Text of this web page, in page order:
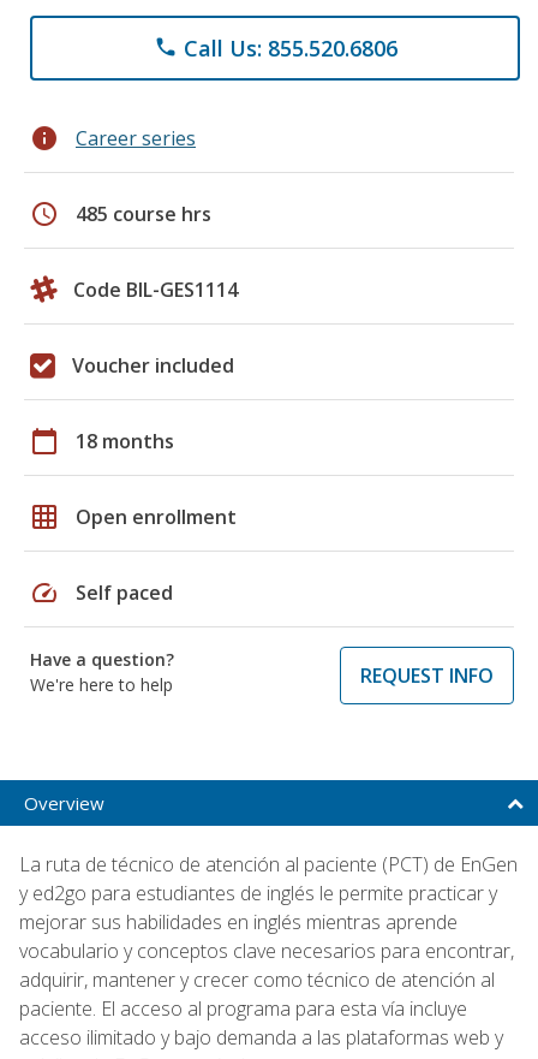
phone Call Us: 855.520.6806
info Career series
schedule 485 course hrs
Code BIL-GES1114
Voucher included
calendar_today 18 months
grid_on Open enrollment
speed Self paced
Have a question?
We're here to help
REQUEST INFO
Overview
La ruta de técnico de atención al paciente (PCT) de EnGen
y ed2go para estudiantes de inglés le permite practicar y
mejorar sus habilidades en inglés mientras aprende
vocabulario y conceptos clave necesarios para encontrar,
adquirir, mantener y crecer como técnico de atención al
paciente. El acceso al programa para esta vía incluye
acceso ilimitado y bajo demanda a las plataformas web y